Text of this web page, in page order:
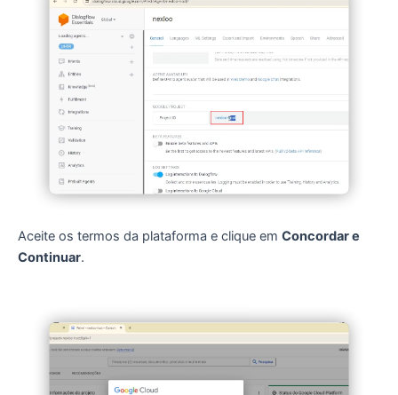
Aceite os termos da plataforma e clique em Concordar e
Continuar.